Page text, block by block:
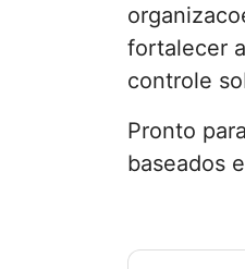
fortalecer
controle
Pronto
baseados